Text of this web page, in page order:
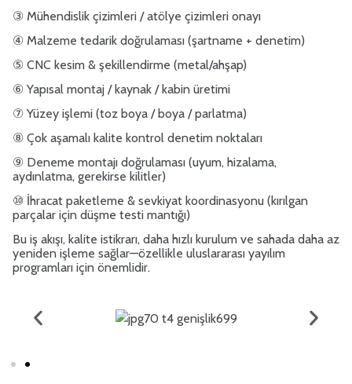
③ Mühendislik çizimleri / atölye çizimleri onayı
④ Malzeme tedarik doğrulaması (şartname + denetim)
⑤ CNC kesim & şekillendirme (metal/ahşap)
⑥ Yapısal montaj / kaynak / kabin üretimi
⑦ Yüzey işlemi (toz boya / boya / parlatma)
⑧ Çok aşamalı kalite kontrol denetim noktaları
⑨ Deneme montajı doğrulaması (uyum, hizalama,
aydınlatma, gerekirse kilitler)
⑩ İhracat paketleme & sevkiyat koordinasyonu (kırılgan
parçalar için düşme testi mantığı)
Bu iş akışı, kalite istikrarı, daha hızlı kurulum ve sahada daha az
yeniden işleme sağlar—özellikle uluslararası yayılım
programları için önemlidir.